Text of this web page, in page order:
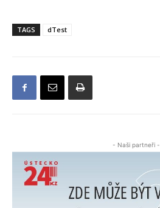
TAGS dTest
- Naši partneři -